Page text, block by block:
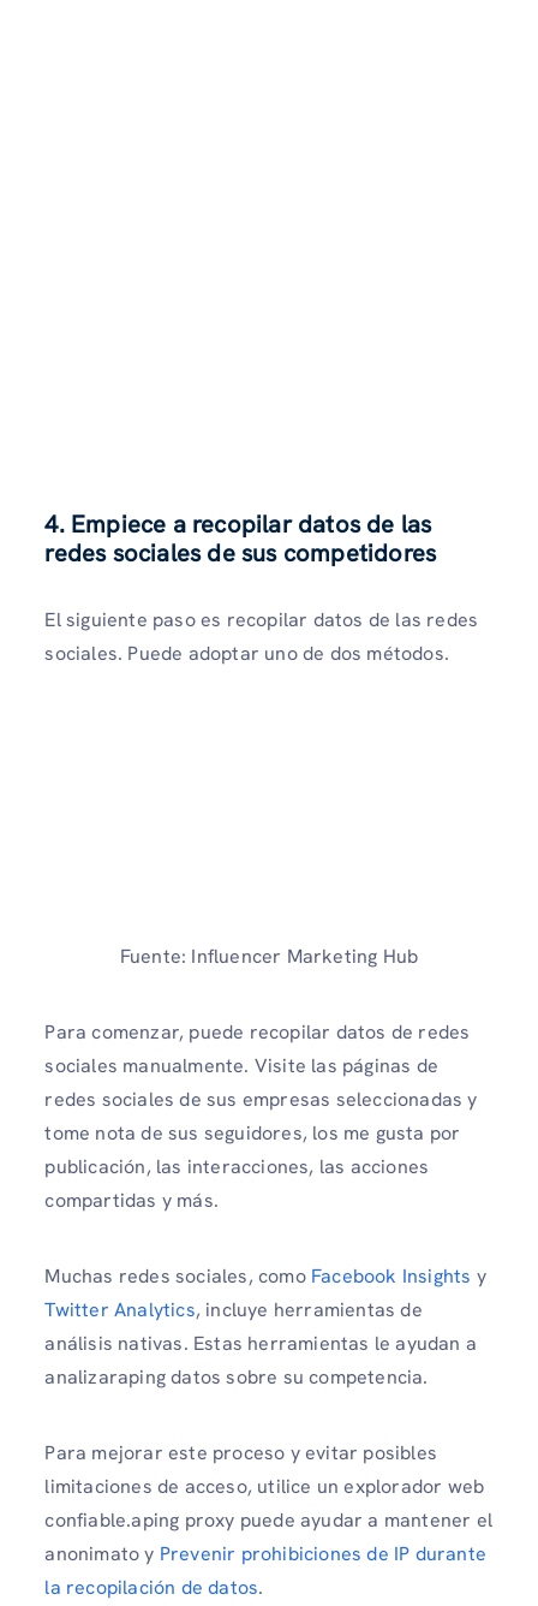
4. Empiece a recopilar datos de las
redes sociales de sus competidores
El siguiente paso es recopilar datos de las redes
sociales. Puede adoptar uno de dos métodos.
Fuente: Influencer Marketing Hub
Para comenzar, puede recopilar datos de redes
sociales manualmente. Visite las páginas de
redes sociales de sus empresas seleccionadas y
tome nota de sus seguidores, los me gusta por
publicación, las interacciones, las acciones
compartidas y más.
Muchas redes sociales, como Facebook Insights y
Twitter Analytics, incluye herramientas de
análisis nativas. Estas herramientas le ayudan a
analizaraping datos sobre su competencia.
Para mejorar este proceso y evitar posibles
limitaciones de acceso, utilice un explorador web
confiable.aping proxy puede ayudar a mantener el
anonimato y Prevenir prohibiciones de IP durante
la recopilación de datos.